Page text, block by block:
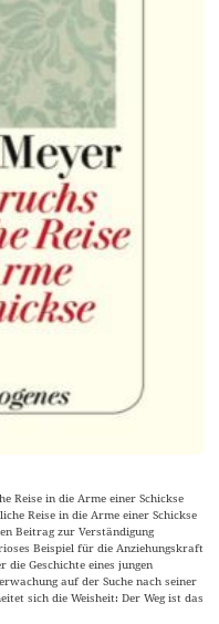
Reise in die Arme einer Schickse
Reise in die Arme einer Schickse
Beitrag zur Verständigung
Beispiel für die Anziehungskraft
Geschichte eines jungen
auf der Suche nach seiner
sich die Weisheit: Der Weg ist das